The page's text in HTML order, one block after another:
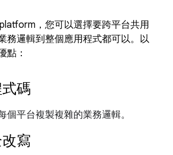
，您可以選擇要跨平台共用
務邏輯到整個應用程式都可以。以
點：
碼
個平台複製複雜的業務邏輯。
寫